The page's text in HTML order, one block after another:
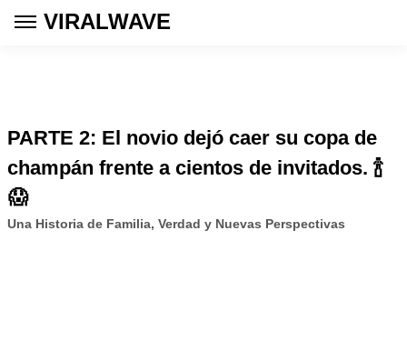
VIRALWAVE
PARTE 2: El novio dejó caer su copa de
champán frente a cientos de invitados. 🍾
😱
Una Historia de Familia, Verdad y Nuevas Perspectivas